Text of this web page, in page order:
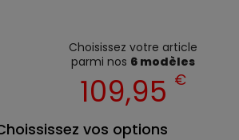
Choisissez votre article
parmi nos 6 modèles
109,95 €
vos options